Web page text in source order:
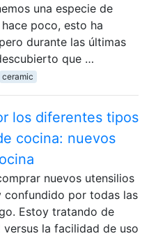
una especie de
poco, esto ha
durante las últimas
que …
ceramic
los diferentes tipos
cocina: nuevos
nuevos utensilios
confundido por todas las
Estoy tratando de
la facilidad de uso